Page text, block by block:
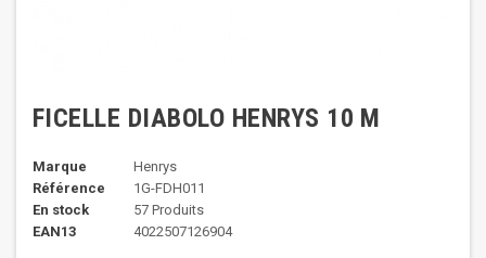
FICELLE DIABOLO HENRYS 10 M
Marque
Henrys
Référence
1G-FDH011
En stock
57 Produits
EAN13
4022507126904